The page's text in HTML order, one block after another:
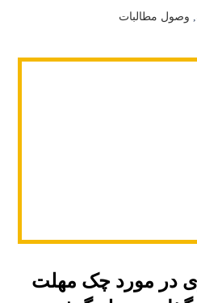
وصول مطالبات
در مورد چک مهلت